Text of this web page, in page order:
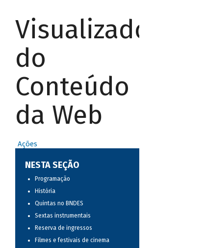
Visualizador
do
Conteúdo
da Web
Ações
NESTA SEÇÃO
Programação
História
Quintas no BNDES
Sextas instrumentais
Reserva de ingressos
Filmes e festivais de cinema